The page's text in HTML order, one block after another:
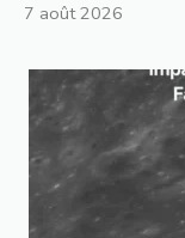
7 août 2026